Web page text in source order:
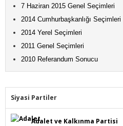
7 Haziran 2015 Genel Seçimleri
2014 Cumhurbaşkanlığı Seçimleri
2014 Yerel Seçimleri
2011 Genel Seçimleri
2010 Referandum Sonucu
Siyasi Partiler
Adalet ve Kalkınma Partisi